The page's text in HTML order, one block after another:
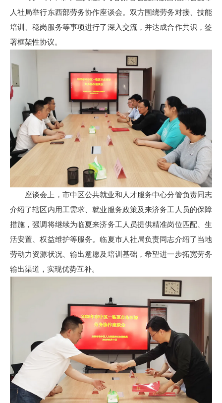
人社局举行东西部劳务协作座谈会。双方围绕劳务对接、技能
培训、稳岗服务等事项进行了深入交流，并达成合作共识，签
署框架性协议。
座谈会上，市中区公共就业和人才服务中心分管负责同志
介绍了辖区内用工需求、就业服务政策及来济务工人员的保障
措施，强调将继续为临夏来济务工人员提供精准岗位匹配、生
活安置、权益维护等服务。临夏市人社局负责同志介绍了当地
劳动力资源状况、输出意愿及培训基础，希望进一步拓宽劳务
输出渠道，实现优势互补。